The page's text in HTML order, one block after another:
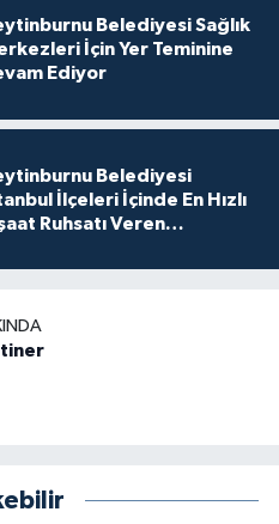
Belediyesi Sağlık
İçin Yer Teminine
Ediyor
Belediyesi
İlçeleri İçinde En Hızlı
Ruhsatı Veren